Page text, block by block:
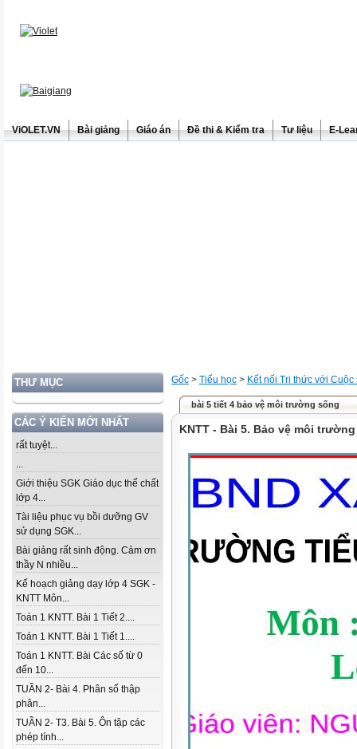
ViOLET.VN Bài giảng Giáo án Đề thi & Kiểm tra Tư liệu E-
THƯ MỤC
CÁC Ý KIẾN MỚI NHẤT
rất tuyệt...
...
Giới thiệu SGK Giáo dục thể chất
lớp 4...
Tài liệu phục vụ bồi dưỡng GV
sử dụng SGK...
Bài giảng rất sinh động. Cảm ơn
thầy N nhiều...
Kế hoạch giảng dạy lớp 4 SGK -
KNTT Môn...
Toán 1 KNTT. Bài 1 Tiết 2....
Toán 1 KNTT. Bài 1 Tiết 1....
Toán 1 KNTT. Bài Các số từ 0
đến 10...
TUẦN 2- Bài 4. Phân số thập
phân...
TUẦN 2- T3. Bài 5. Ôn tập các
phép tính...
Gốc > Tiểu học > Kết nối Tri thức với Cuộc
bài 5 tiết 4 bảo vệ môi trường sống
KNTT - Bài 5. Bảo vệ môi